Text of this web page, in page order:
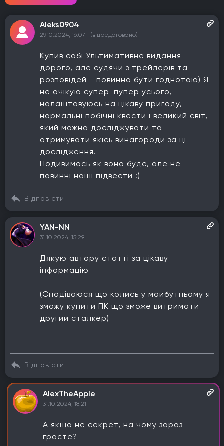
Aleks0904
29.10.2024, 16:07 (відредаговано)
Купив собі Ультимативне видання -
дорого, але судячи з трейлерів та
розповідей - повинно бути годнотою) Я
не очікую супер-пупер усього,
налаштовуюсь на цікаву пригоду,
нормальні побічні квести і великий світ,
який можна досліджувати та
отримувати якісь винагороди за ці
дослідження.
Подивимось як воно буде, але не
повинні наші підвести :)
Відповісти
YAN-NN
31.10.2024, 15:29
Дякую автору статті за цікаву
інформацію
(Сподіваюся що колись у майбутньому я
зможу купити ПК що зможе витримати
другий сталкер)
Відповісти
AlexTheApple
31.10.2024, 18:21
А якщо не секрет, на чому зараз
граєте?